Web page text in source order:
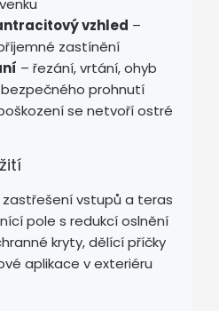
vzhled –
zastínění
– řezání, vrtání, ohyb
prohnutí
se netvoří ostré
zastřešení vstupů a teras
pole s redukcí oslnění
kryty, dělící příčky
aplikace v exteriéru